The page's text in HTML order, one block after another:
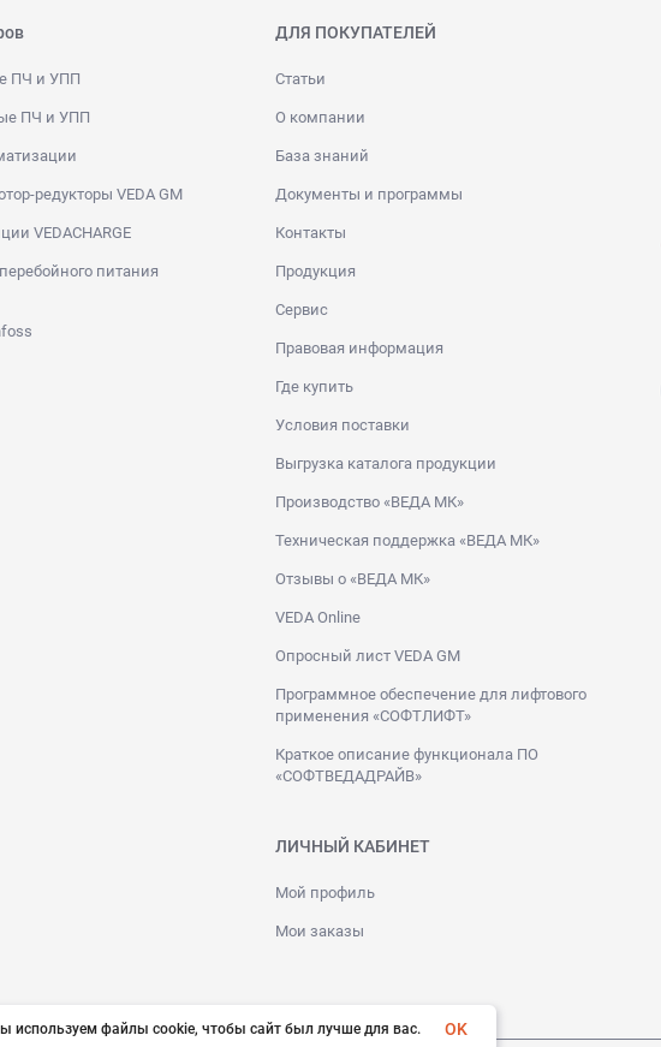
ПЧ и УПП
ПЧ и УПП
редукторы VEDA GM
VEDACHARGE
питания
ДЛЯ ПОКУПАТЕЛЕЙ
Статьи
О компании
База знаний
Документы и программы
Контакты
Продукция
Сервис
Правовая информация
Где купить
Условия поставки
Выгрузка каталога продукции
Производство «ВЕДА МК»
Техническая поддержка «ВЕДА МК»
Отзывы о «ВЕДА МК»
VEDA Online
Опросный лист VEDA GM
Программное обеспечение для лифтового
применения «СОФТЛИФТ»
Краткое описание функционала ПО
«СОФТВЕДАДРАЙВ»
ЛИЧНЫЙ КАБИНЕТ
Мой профиль
Мои заказы
используем файлы cookie, чтобы сайт был лучше для вас. OK